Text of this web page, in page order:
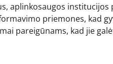
aplinkosaugos
priemones, kad
pareigūnams, kad jie